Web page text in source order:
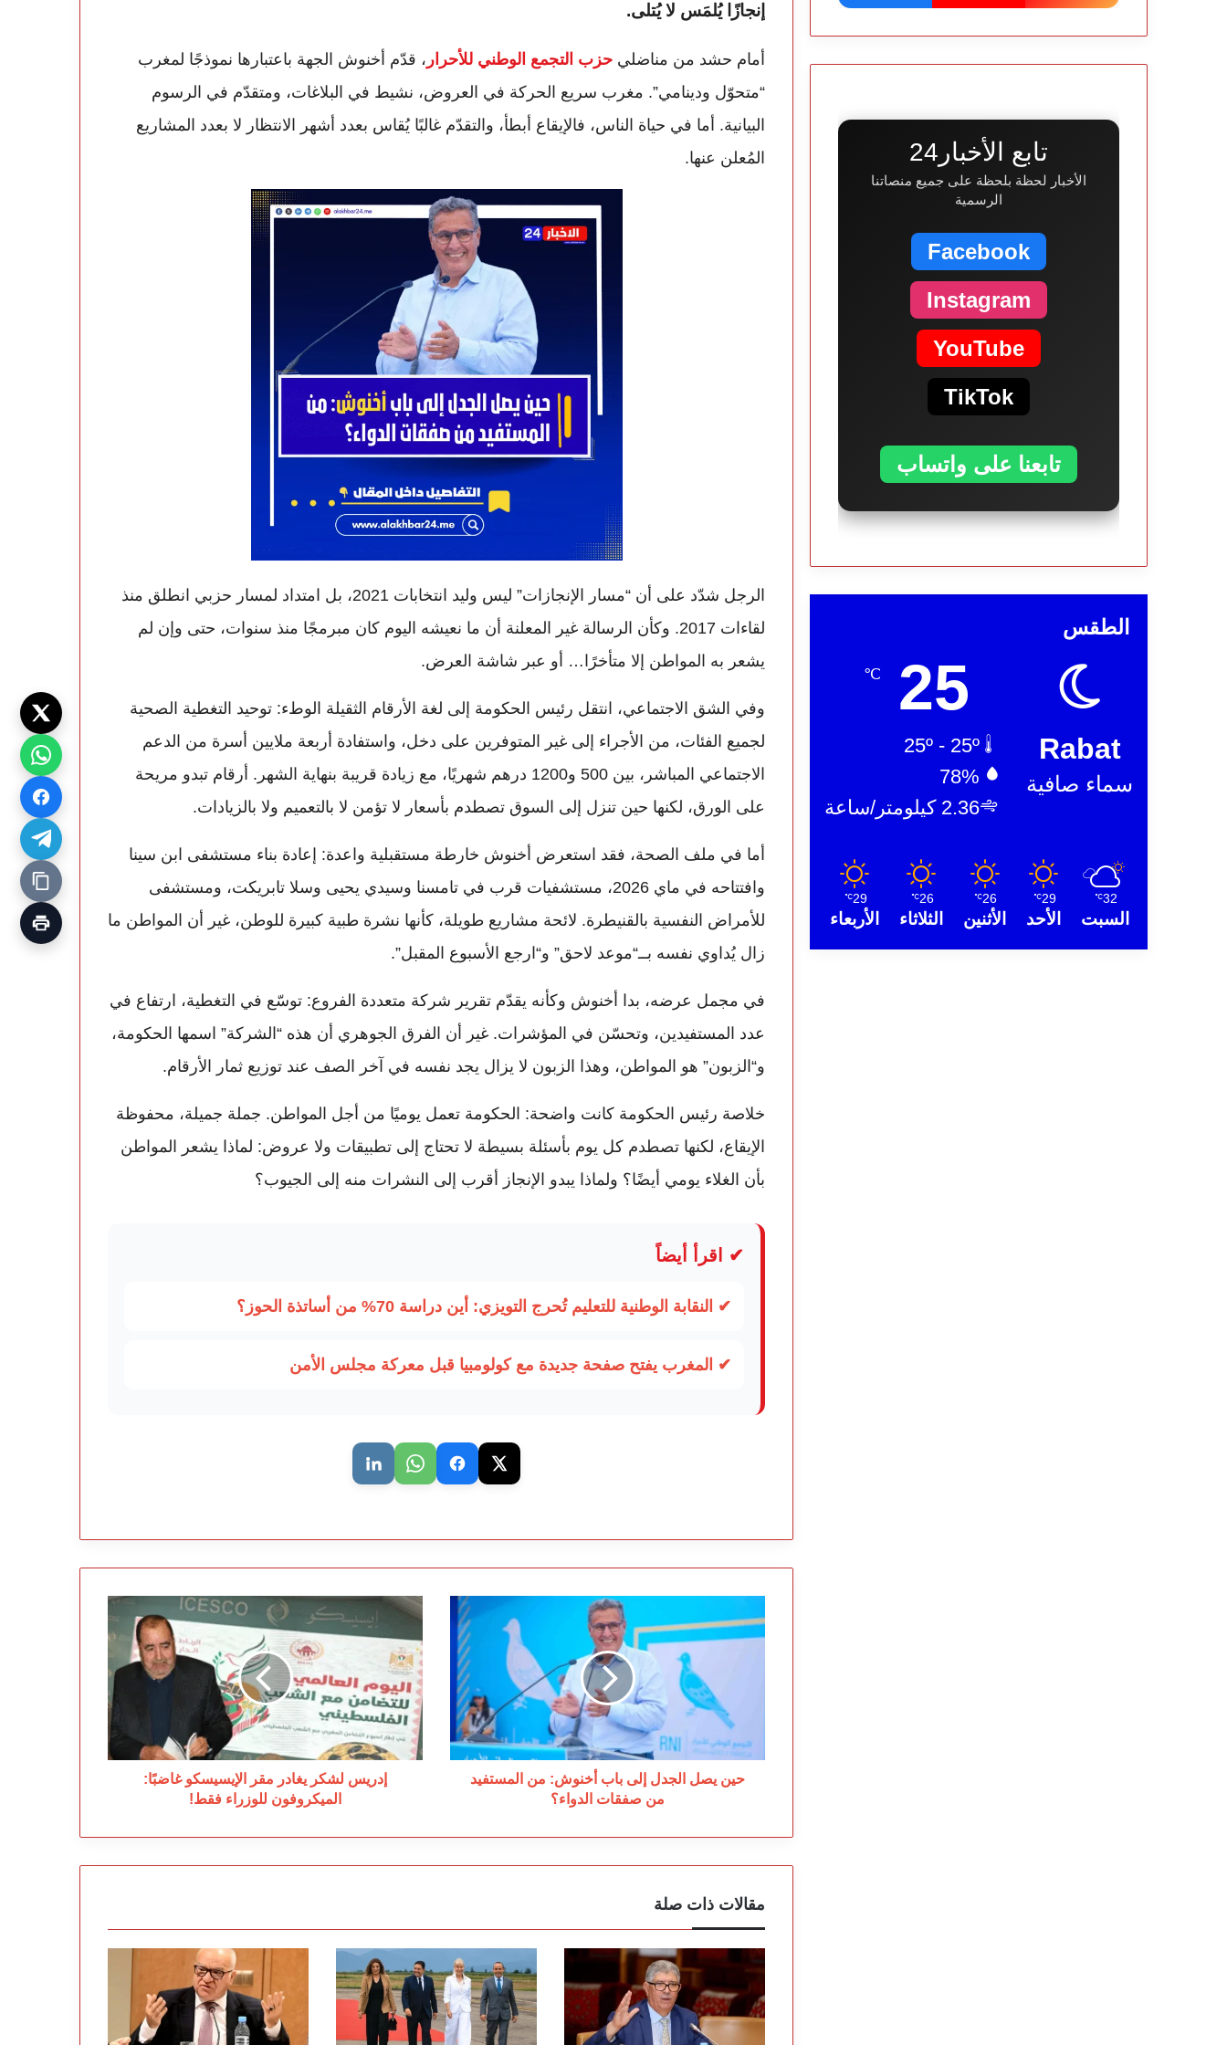
إنجازًا يُلمَس لا يُتلى.
أمام حشد من مناضلي حزب التجمع الوطني للأحرار ، قدّم أخنوش الجهة باعتبارها نموذجًا لمغرب
“متحوّل ودينامي”. مغرب سريع الحركة في العروض، نشيط في البلاغات، ومتقدّم في الرسوم
البيانية. أما في حياة الناس، فالإيقاع أبطأ، والتقدّم غالبًا يُقاس بعدد أشهر الانتظار لا بعدد المشاريع
المُعلن عنها.
الرجل شدّد على أن “مسار الإنجازات” ليس وليد انتخابات 2021، بل امتداد لمسار حزبي انطلق منذ
لقاءات 2017. وكأن الرسالة غير المعلنة أن ما نعيشه اليوم كان مبرمجًا منذ سنوات، حتى وإن لم
يشعر به المواطن إلا متأخرًا… أو عبر شاشة العرض.
وفي الشق الاجتماعي، انتقل رئيس الحكومة إلى لغة الأرقام الثقيلة الوطء: توحيد التغطية الصحية
لجميع الفئات، من الأجراء إلى غير المتوفرين على دخل، واستفادة أربعة ملايين أسرة من الدعم
الاجتماعي المباشر، بين 500 و1200 درهم شهريًا، مع زيادة قريبة بنهاية الشهر. أرقام تبدو مريحة
على الورق، لكنها حين تنزل إلى السوق تصطدم بأسعار لا تؤمن لا بالتعميم ولا بالزيادات.
أما في ملف الصحة، فقد استعرض أخنوش خارطة مستقبلية واعدة: إعادة بناء مستشفى ابن سينا
وافتتاحه في ماي 2026، مستشفيات قرب في تامسنا وسيدي يحيى وسلا تابريكت، ومستشفى
للأمراض النفسية بالقنيطرة. لائحة مشاريع طويلة، كأنها نشرة طبية كبيرة للوطن، غير أن المواطن ما
زال يُداوي نفسه بــ“موعد لاحق” و“ارجع الأسبوع المقبل”.
في مجمل عرضه، بدا أخنوش وكأنه يقدّم تقرير شركة متعددة الفروع: توسّع في التغطية، ارتفاع في
عدد المستفيدين، وتحسّن في المؤشرات. غير أن الفرق الجوهري أن هذه “الشركة” اسمها الحكومة،
و“الزبون” هو المواطن، وهذا الزبون لا يزال يجد نفسه في آخر الصف عند توزيع ثمار الأرقام.
خلاصة رئيس الحكومة كانت واضحة: الحكومة تعمل يوميًا من أجل المواطن. جملة جميلة، محفوظة
الإيقاع، لكنها تصطدم كل يوم بأسئلة بسيطة لا تحتاج إلى تطبيقات ولا عروض: لماذا يشعر المواطن
بأن الغلاء يومي أيضًا؟ ولماذا يبدو الإنجاز أقرب إلى النشرات منه إلى الجيوب؟
✔ اقرأ أيضاً
✔ النقابة الوطنية للتعليم تُحرج التويزي: أين دراسة 70% من أساتذة الحوز؟
✔ المغرب يفتح صفحة جديدة مع كولومبيا قبل معركة مجلس الأمن
حين
يصل
الجدل
أخنوش:
المستفيد
من
صفقات
حين يصل الجدل إلى باب أخنوش: من المستفيد
من صفقات الدواء؟
إدريس
لشكر
يغادر
مقر
الإيسيسكو
غاضبًا:
الميكروفون
للوزراء
فقط!
إدريس لشكر يغادر مقر الإيسيسكو غاضبًا:
الميكروفون للوزراء فقط!
مقالات ذات صلة
تابع الأخبار24
الأخبار لحظة بلحظة على جميع منصاتنا
الرسمية
Facebook
Instagram
YouTube
TikTok
تابعنا على واتساب
الطقس
Rabat
سماء صافية
25
℃
78%
2.36 كيلومتر/ساعة
32
℃
السبت
29
℃
الأحد
26
℃
الأثنين
26
℃
الثلاثاء
29
℃
الأربعاء